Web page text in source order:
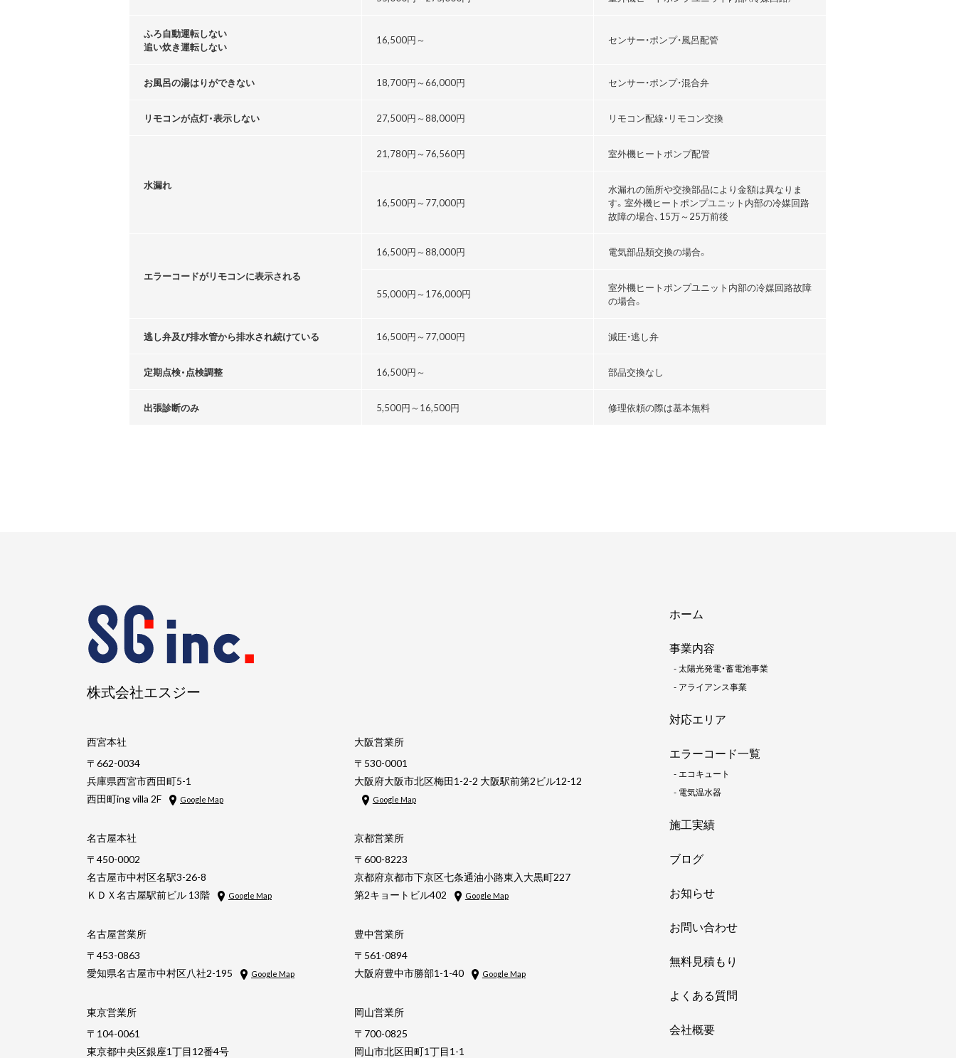
ふろ自動運転しない
追い炊き運転しない
16,500円～ センサー・ポンプ・風呂配管
お風呂の湯はりができない 18,700円～66,000円 センサー・ポンプ・混合弁
リモコンが点灯・表示しない 27,500円～88,000円 リモコン配線・リモコン交換
水漏れ
21,780円～76,560円 室外機ヒートポンプ配管
16,500円～ 77,000円
水漏れの箇所や交換部品により金額は異なりま
す。室外機ヒートポンプユニット内部の冷媒回路
故障の場合､15万～25万前後
エラーコードがリモコンに表示される
16,500円～88,000円 電気部品類交換の場合。
55,000円～176,000円
室外機ヒートポンプユニット内部の冷媒回路故障
の場合。
逃し弁及び排水管から排水され続けている 16,500円～ 77,000円 減圧・逃し弁
定期点検・点検調整 16,500円～ 部品交換なし
出張診断のみ 5,500円～ 16,500円 修理依頼の際は基本無料
ホーム
事業内容
-太陽光発電・蓄電池事業
- アライアンス事業
対応エリア
エラーコード一覧
-エコキュート
- 電気温水器
施工実績
ブログ
お知らせ
お問い合わせ
無料見積もり
よくある質問
会社概要
株式会社エスジー
西宮本社
〒662-0034
兵庫県西宮市西田町5-1
西田町ing villa 2F
Google Map
名古屋本社
〒450-0002
名古屋市中村区名駅3-26-8
ＫＤＸ名古屋駅前ビル 13階
Google Map
名古屋営業所
〒453-0863
愛知県名古屋市中村区八社2-195
Google Map
東京営業所
〒104-0061
東京都中央区銀座1丁目12番4号
大阪営業所
〒530-0001
大阪府大阪市北区梅田1-2-2 大阪駅前第2ビル12-12
Google Map
京都営業所
〒600-8223
京都府京都市下京区七条通油小路東入大黒町227
第2キョートビル402
Google Map
豊中営業所
〒561-0894
大阪府豊中市勝部1-1-40
Google Map
岡山営業所
〒700-0825
岡山市北区田町1丁目1-1